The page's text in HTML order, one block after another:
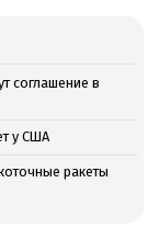
соглашение в
у США
ракеты